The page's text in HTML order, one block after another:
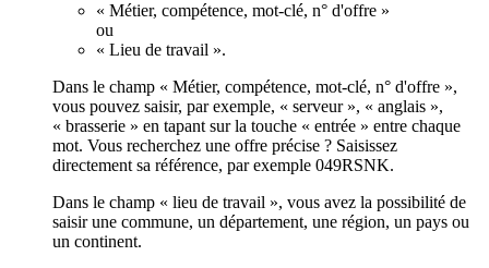
« Métier, compétence, mot-clé, n° d'offre »
ou
« Lieu de travail ».
Dans le champ « Métier, compétence, mot-clé, n° d'offre »,
vous pouvez saisir, par exemple, « serveur », « anglais »,
« brasserie » en tapant sur la touche « entrée » entre chaque
mot. Vous recherchez une offre précise ? Saisissez
directement sa référence, par exemple 049RSNK.
Dans le champ « lieu de travail », vous avez la possibilité de
saisir une commune, un département, une région, un pays ou
un continent.